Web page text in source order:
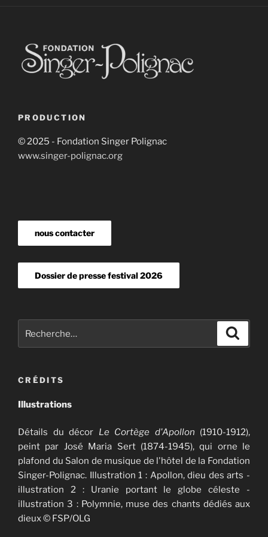
PRODUCTION
© 2025 - Fondation Singer Polignac
www.singer-polignac.org
nous contacter
Dossier de presse festival 2026
CRÉDITS
Illustrations
Détails du décor Le Cortège d'Apollon (1910-1912),
peint par José Maria Sert (1874-1945), qui orne le
plafond du Salon de musique de l'hôtel de la Fondation
Singer-Polignac. Illustration 1 : Apollon, dieu des arts -
illustration 2 : Uranie portant le globe céleste -
illustration 3 : Polymnie, muse des chants dédiés aux
dieux © FSP/OLG